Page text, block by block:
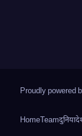
Proudly powered
HomeTeamदुनिया